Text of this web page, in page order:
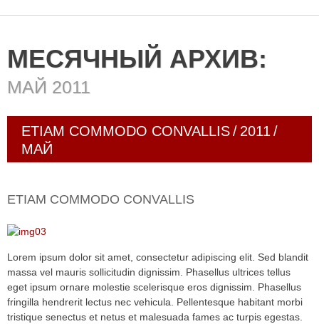
МЕСЯЧНЫЙ АРХИВ:
МАЙ 2011
ETIAM COMMODO CONVALLIS/ 2011 /
МАЙ
ETIAM COMMODO CONVALLIS
Lorem ipsum dolor sit amet, consectetur adipiscing elit. Sed blandit
massa vel mauris sollicitudin dignissim. Phasellus ultrices tellus
eget ipsum ornare molestie scelerisque eros dignissim. Phasellus
fringilla hendrerit lectus nec vehicula. Pellentesque habitant morbi
tristique senectus et netus et malesuada fames ac turpis egestas.